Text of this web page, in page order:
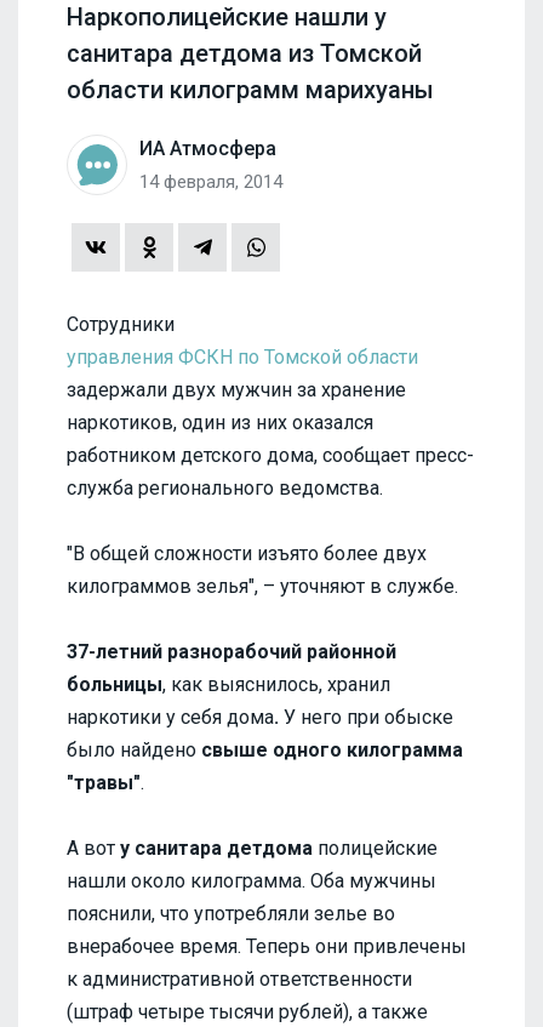
Наркополицейские нашли у
санитара детдома из Томской
области килограмм марихуаны
ИА Атмосфера
14 февраля, 2014
Сотрудники
управления ФСКН по Томской области
задержали двух мужчин за хранение
наркотиков, один из них оказался
работником детского дома, сообщает пресс-
служба регионального ведомства.
"В общей сложности изъято более двух
килограммов зелья", – уточняют в службе.
37-летний разнорабочий районной
больницы, как выяснилось, хранил
наркотики у себя дома. У него при обыске
было найдено свыше одного килограмма
"травы".
А вот у санитара детдома полицейские
нашли около килограмма. Оба мужчины
пояснили, что употребляли зелье во
внерабочее время. Теперь они привлечены
к административной ответственности
(штраф четыре тысячи рублей), а также